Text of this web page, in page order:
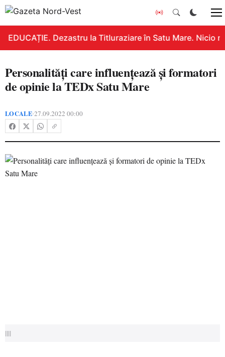
EDUCAȚIE. Dezastru la Titluraziare în Satu Mare. Nicio
Personalități care influențează și formatori
de opinie la TEDx Satu Mare
LOCALE•27.09.2022 00:00
||||